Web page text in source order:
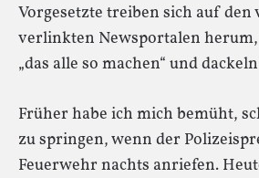
Vorgesetzte treiben sich auf den
verlinkten Newsportalen herum,
„das alle so machen“ und
Früher habe ich mich bemüht,
zu springen, wenn der
Feuerwehr nachts anriefen.